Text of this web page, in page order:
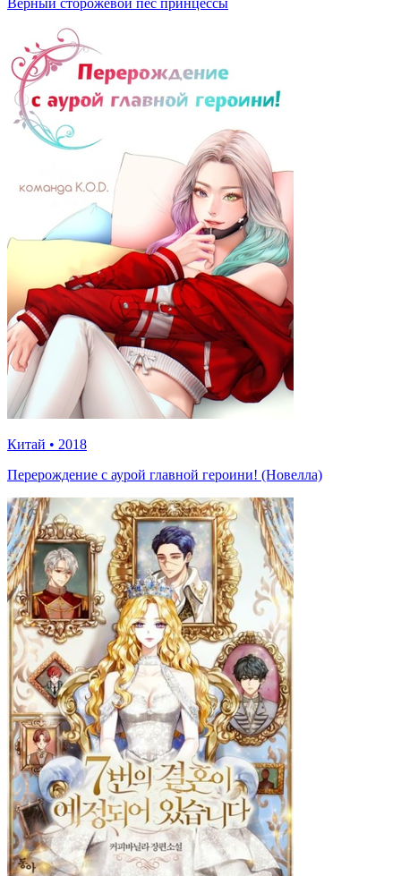
Китай • 2018
Перерождение с аурой главной героини! (Новелла)